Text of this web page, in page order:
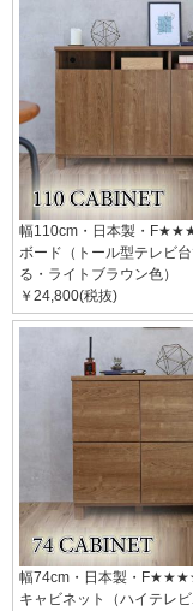
幅110cm・日本製・
ボード（トール型テレビ台
る・ライトブラウン色）
￥24,800(税抜)
幅74cm・日本製・
キャビネット（ハイテレ